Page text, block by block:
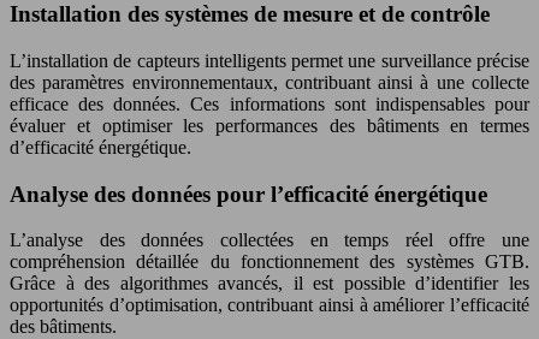
Installation des systèmes de mesure et de contrôle
L’installation de capteurs intelligents permet une surveillance précise
des paramètres environnementaux, contribuant ainsi à une collecte
efficace des données. Ces informations sont indispensables pour
évaluer et optimiser les performances des bâtiments en termes
d’efficacité énergétique.
Analyse des données pour l’efficacité énergétique
L’analyse des données collectées en temps réel offre une
compréhension détaillée du fonctionnement des systèmes GTB.
Grâce à des algorithmes avancés, il est possible d’identifier les
opportunités d’optimisation, contribuant ainsi à améliorer l’efficacité
des bâtiments.